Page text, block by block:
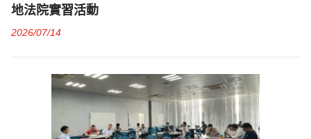
地法院實習活動
2026/07/14